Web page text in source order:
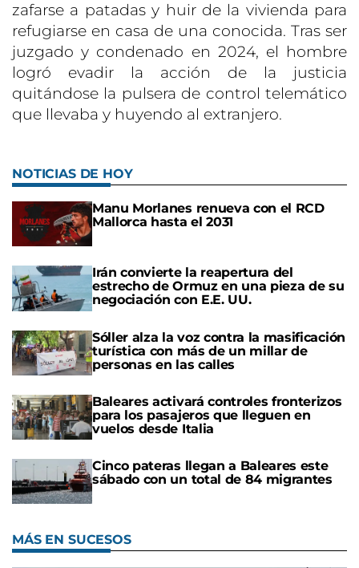
zafarse a patadas y huir de la vivienda para
refugiarse en casa de una conocida. Tras ser
juzgado y condenado en 2024, el hombre
logró evadir la acción de la justicia
quitándose la pulsera de control telemático
que llevaba y huyendo al extranjero.
NOTICIAS DE HOY
Manu Morlanes renueva con el RCD
Mallorca hasta el 2031
Irán convierte la reapertura del
estrecho de Ormuz en una pieza de su
negociación con E.E. UU.
Sóller alza la voz contra la masificación
turística con más de un millar de
personas en las calles
Baleares activará controles fronterizos
para los pasajeros que lleguen en
vuelos desde Italia
Cinco pateras llegan a Baleares este
sábado con un total de 84 migrantes
MÁS EN SUCESOS